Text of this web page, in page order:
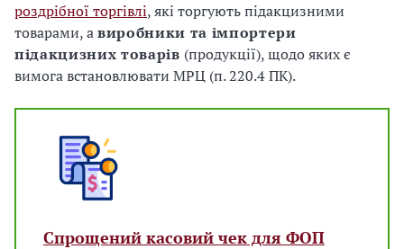
роздрібної торгівлі, які торгують підакцизними
товарами, авиробники та імпортери
підакцизних товарів (продукції), щодо яких є
вимога встановлювати МРЦ (п. 220.4 ПК).
Спрощений касовий чек для ФОП